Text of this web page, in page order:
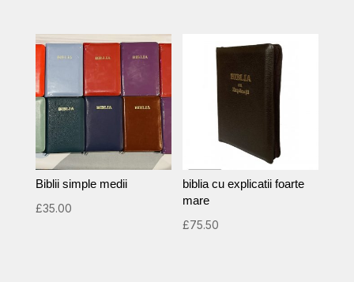
Biblii simple medii
£35.00
biblia cu explicatii foarte
mare
£75.50